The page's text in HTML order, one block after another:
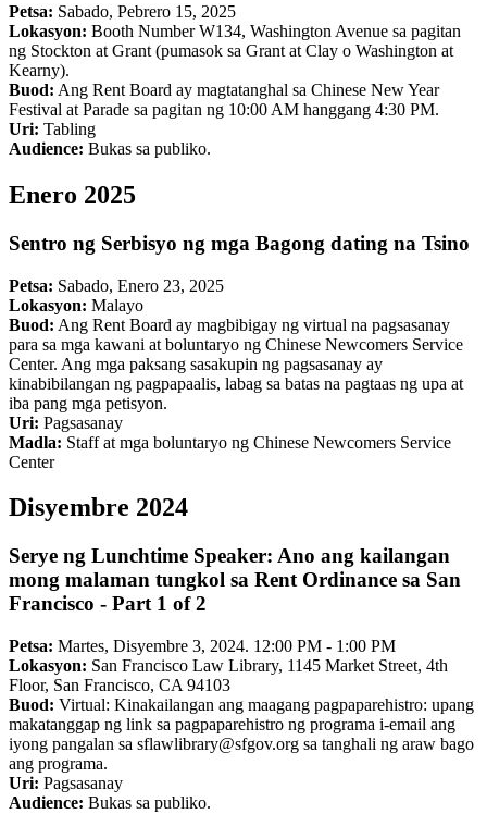
Petsa: Sabado, Pebrero 15, 2025
Lokasyon: Booth Number W134, Washington Avenue sa pagitan
ng Stockton at Grant (pumasok sa Grant at Clay o Washington at
Kearny).
Buod: Ang Rent Board ay magtatanghal sa Chinese New Year
Festival at Parade sa pagitan ng 10:00 AM hanggang 4:30 PM.
Uri: Tabling
Audience: Bukas sa publiko.
Enero 2025
Sentro ng Serbisyo ng mga Bagong dating na Tsino
Petsa: Sabado, Enero 23, 2025
Lokasyon: Malayo
Buod: Ang Rent Board ay magbibigay ng virtual na pagsasanay
para sa mga kawani at boluntaryo ng Chinese Newcomers Service
Center. Ang mga paksang sasakupin ng pagsasanay ay
kinabibilangan ng pagpapaalis, labag sa batas na pagtaas ng upa at
iba pang mga petisyon.
Uri: Pagsasanay
Madla: Staff at mga boluntaryo ng Chinese Newcomers Service
Center
Disyembre 2024
Serye ng Lunchtime Speaker: Ano ang kailangan
mong malaman tungkol sa Rent Ordinance sa San
Francisco - Part 1 of 2
Petsa: Martes, Disyembre 3, 2024. 12:00 PM - 1:00 PM
Lokasyon: San Francisco Law Library, 1145 Market Street, 4th
Floor, San Francisco, CA 94103
Buod: Virtual: Kinakailangan ang maagang pagpaparehistro: upang
makatanggap ng link sa pagpaparehistro ng programa i-email ang
iyong pangalan sa sflawlibrary@sfgov.org sa tanghali ng araw bago
ang programa.
Uri: Pagsasanay
Audience: Bukas sa publiko.